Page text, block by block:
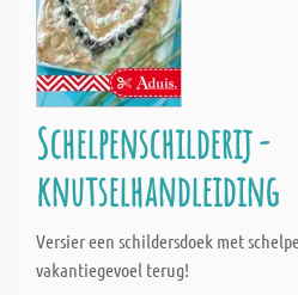
Schelpenschilderij -
knutselhandleiding
Versier een schildersdoek met
vakantiegevoel terug!